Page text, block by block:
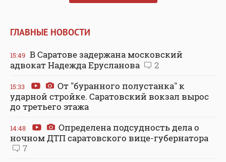
ГЛАВНЫЕ НОВОСТИ
15:49 В Саратове задержана московский
адвокат Надежда Ерусланова
2
15:33
От "буранного полустанка" к
ударной стройке. Саратовский вокзал вырос
до третьего этажа
14:48
Определена подсудность дела о
ночном ДТП саратовского вице-губернатора
7